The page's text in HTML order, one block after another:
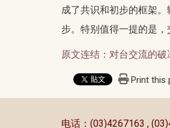
成了共识和初步的框架
步。特别值得一提的是
原文连结：对台交流的
Print this
电话：(03)4267163 ,